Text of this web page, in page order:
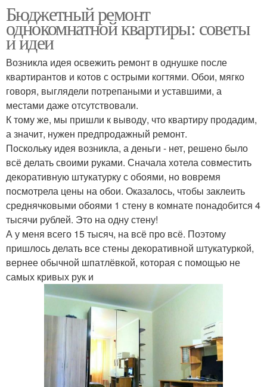
Бюджетный ремонт
однокомнатной квартиры: советы
и идеи
Возникла идея освежить ремонт в однушке после
квартирантов и котов с острыми когтями. Обои, мягко
говоря, выглядели потрепаными и уставшими, а
местами даже отсутствовали.
К тому же, мы пришли к выводу, что квартиру продадим,
а значит, нужен предпродажный ремонт.
Поскольку идея возникла, а деньги - нет, решено было
всё делать своими руками. Сначала хотела совместить
декоративную штукатурку с обоями, но вовремя
посмотрела цены на обои. Оказалось, чтобы заклеить
среднячковыми обоями 1 стену в комнате понадобится 4
тысячи рублей. Это на одну стену!
А у меня всего 15 тысяч, на всё про всё. Поэтому
пришлось делать все стены декоративной штукатуркой,
вернее обычной шпатлёвкой, которая с помощью не
самых кривых рук и